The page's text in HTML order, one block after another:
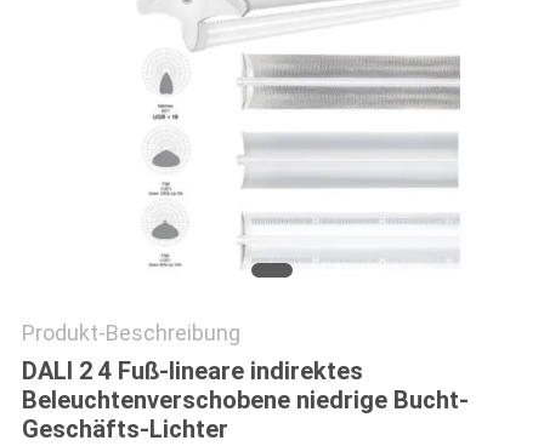
PRIVACY
Produkt-Beschreibung
DALI 2 4 Fuß-lineare indirektes
Beleuchtenverschobene niedrige Bucht-
Geschäfts-Lichter